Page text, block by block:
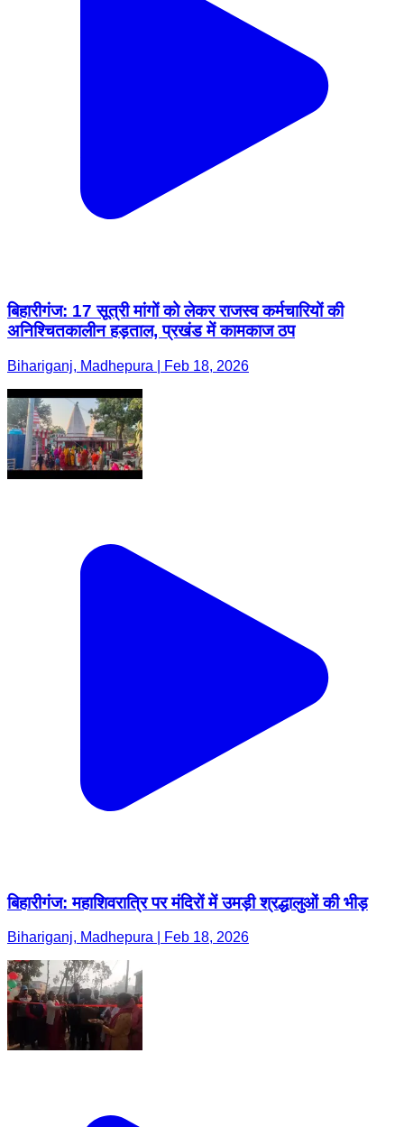
बिहारीगंज: 17 सूत्री मांगों को लेकर राजस्व कर्मचारियों की
अनिश्चितकालीन हड़ताल, प्रखंड में कामकाज ठप
Bihariganj, Madhepura | Feb 18, 2026
बिहारीगंज: महाशिवरात्रि पर मंदिरों में उमड़ी श्रद्धालुओं की भीड़
Bihariganj, Madhepura | Feb 18, 2026